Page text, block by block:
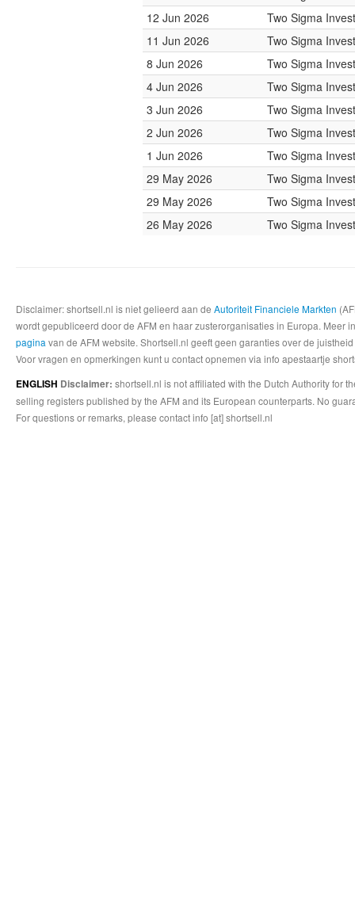
12 Jun 2026
Two Sigma
11 Jun 2026
Two Sigma
8 Jun 2026
Two Sigma
4 Jun 2026
Two Sigma
3 Jun 2026
Two Sigma
2 Jun 2026
Two Sigma
1 Jun 2026
Two Sigma
29 May 2026
Two Sigma
29 May 2026
Two Sigma
26 May 2026
Two Sigma
Disclaimer: shortsell.nl is niet gelieerd aan de Autoriteit Financiele Markten
wordt gepubliceerd door de AFM en haar zusterorganisaties in Europa.
pagina van de AFM website. Shortsell.nl geeft geen garanties over de
Voor vragen en opmerkingen kunt u contact opnemen via info apestaartje
ENGLISH Disclaimer: shortsell.nl is not affiliated with the Dutch Authority for
selling registers published by the AFM and its European counterparts. No
For questions or remarks, please contact info [at] shortsell.nl